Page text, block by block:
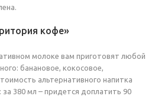
кофе»
молоке вам приготовят любой
банановое, кокосовое,
альтернативного напитка
за 380 мл – придется доплатить 90